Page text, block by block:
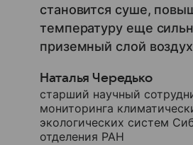
становится суше,
температуру еще
приземный слой
Наталья Чередько
старший научный
мониторинга
экологических систем
отделения РАН